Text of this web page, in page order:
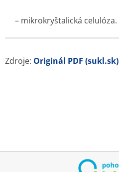
– mikrokryštalická celulóza.
Zdroje: Originál PDF (sukl.sk)